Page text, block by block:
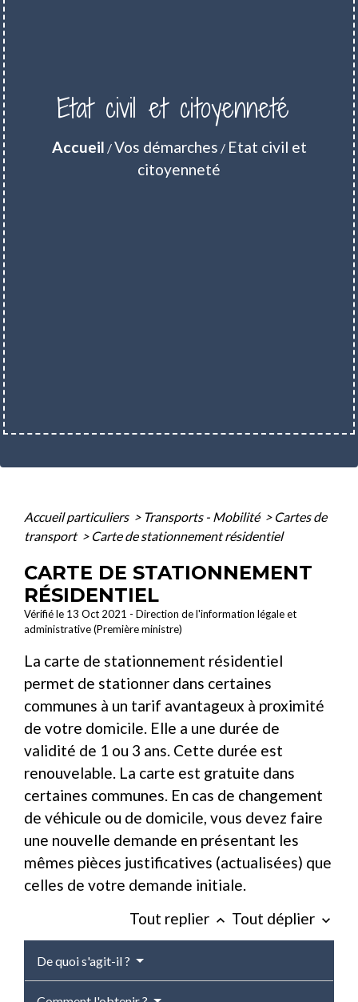
Etat civil et citoyenneté
Accueil /Vos démarches / Etat civil et
citoyenneté
Accueil particuliers > Transports - Mobilité > Cartes de
transport > Carte de stationnement résidentiel
CARTE DE STATIONNEMENT
RÉSIDENTIEL
Vérifié le 13 Oct 2021 - Direction de l'information légale et
administrative (Première ministre)
La carte de stationnement résidentiel
permet de stationner dans certaines
communes à un tarif avantageux à proximité
de votre domicile. Elle a une durée de
validité de 1 ou 3 ans. Cette durée est
renouvelable. La carte est gratuite dans
certaines communes. En cas de changement
de véhicule ou de domicile, vous devez faire
une nouvelle demande en présentant les
mêmes pièces justificatives (actualisées) que
celles de votre demande initiale.
Tout replier keyboard_arrow_up Tout déplier keyboard_arrow_down
De quoi s'agit-il ?